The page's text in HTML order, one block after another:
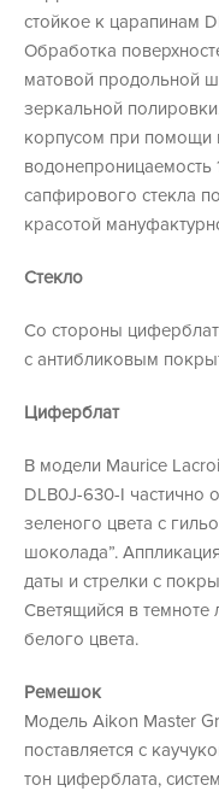
стойкое к царапинам
Обработка
матовой продольной
зеркальной
корпусом при помощи
сапфирового стекла
красотой
Стекло
Со стороны
с антибликовым
Циферблат
В модели Maurice
DLB0J-630-I частично
зеленого цвета с
шоколада”.
даты и стрелки с
Светящийся в темноте
белого цвета.
Ремешок
Модель Aikon Master
поставляется с
тон циферблата,